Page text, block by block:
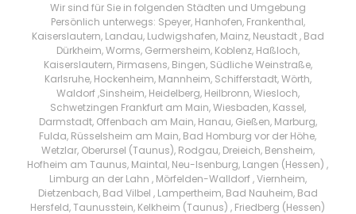
Wir sind für Sie in folgenden Städten und Umgebung
Persönlich unterwegs: Speyer, Hanhofen, Frankenthal,
Kaiserslautern, Landau, Ludwigshafen, Mainz, Neustadt , Bad
Dürkheim, Worms, Germersheim, Koblenz, Haßloch,
Kaiserslautern, Pirmasens, Bingen, Südliche Weinstraße,
Karlsruhe, Hockenheim, Mannheim, Schifferstadt, Wörth,
Waldorf ,Sinsheim, Heidelberg, Heilbronn, Wiesloch,
Schwetzingen Frankfurt am Main, Wiesbaden, Kassel,
Darmstadt, Offenbach am Main, Hanau, Gießen, Marburg,
Fulda, Rüsselsheim am Main, Bad Homburg vor der Höhe,
Wetzlar, Oberursel (Taunus), Rodgau, Dreieich, Bensheim,
Hofheim am Taunus, Maintal, Neu-Isenburg, Langen (Hessen) ,
Limburg an der Lahn , Mörfelden-Walldorf , Viernheim,
Dietzenbach, Bad Vilbel , Lampertheim, Bad Nauheim, Bad
Hersfeld, Taunusstein, Kelkheim (Taunus) , Friedberg (Hessen)